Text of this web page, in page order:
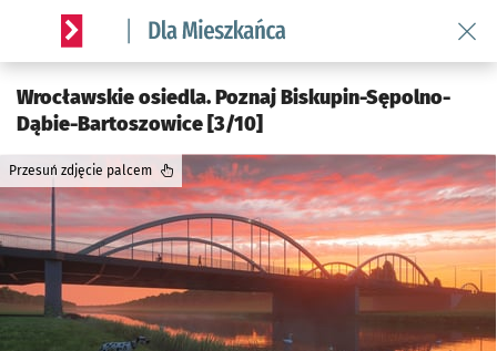
Serwis informacyjny wroclaw.pl podserwis: Dla mieszkańca
Wrocławskie osiedla. Poznaj Biskupin-Sępolno-
Dąbie-Bartoszowice [3/10]
Przesuń zdjęcie palcem